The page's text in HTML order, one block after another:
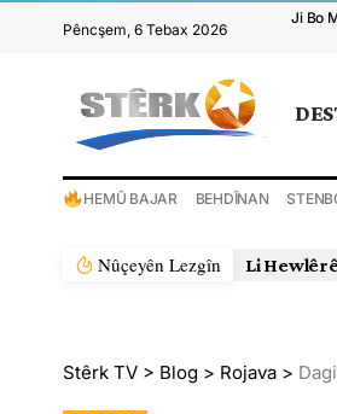
Pêncşem, 6 Tebax 2026
Ji Bo
HEMÛ BAJAR BEHDÎNAN
Nûçeyên Lezgîn Li
Stêrk TV > Blog > Rojava >